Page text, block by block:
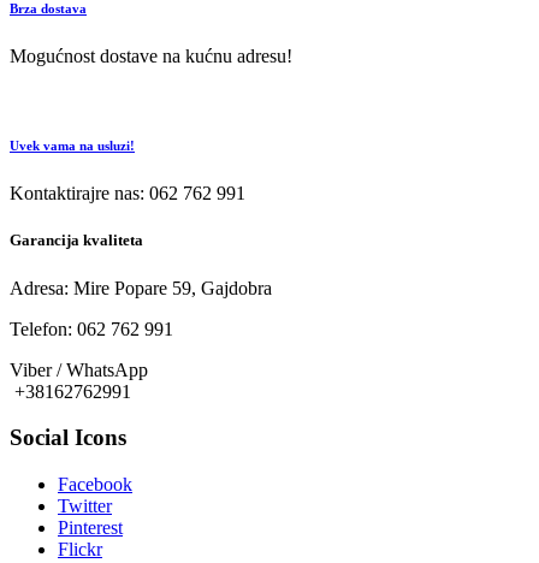
Brza dostava
Mogućnost dostave na kućnu adresu!
Uvek vama na usluzi!
Kontaktirajre nas: 062 762 991
Garancija kvaliteta
Adresa: Mire Popare 59, Gajdobra
Telefon: 062 762 991
Viber / WhatsApp
+38162762991
Social Icons
Facebook
Twitter
Pinterest
Flickr